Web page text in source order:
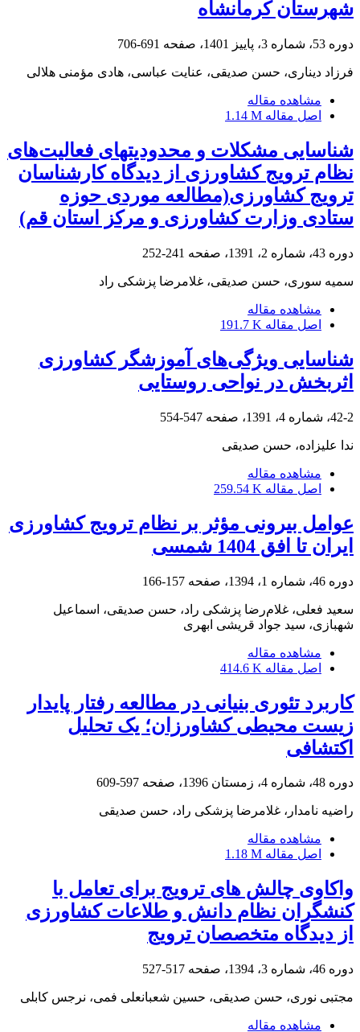
شهرستان کرمانشاه
دوره 53، شماره 3، پاییز 1401، صفحه 691-706
فرزاد دیناری، حسن صدیقی، عنایت عباسی، هادی مؤمنی هلالی
مشاهده مقاله
اصل مقاله 1.14 M
شناسایی مشکلات و محدودیت‏های فعالیت‌های
نظام ترویج کشاورزی از دیدگاه کارشناسان
ترویج کشاورزی(مطالعه موردی حوزه
ستادی وزارت کشاورزی و مرکز استان قم)
دوره 43، شماره 2، 1391، صفحه 241-252
سمیه سوری، حسن صدیقی، غلامرضا پزشکی راد
مشاهده مقاله
اصل مقاله 191.7 K
شناسایی ویژگی‌های آموزشگر کشاورزی
اثربخش در نواحی روستایی
42-2، شماره 4، 1391، صفحه 547-554
ندا علیزاده، حسن صدیقی
مشاهده مقاله
اصل مقاله 259.54 K
عوامل بیرونی مؤثر بر نظام ترویج کشاورزی
ایران تا افق 1404 شمسی
دوره 46، شماره 1، 1394، صفحه 157-166
سعید فعلی، غلام‌رضا پزشکی راد، حسن صدیقی، اسماعیل
شهبازی، سید جواد قریشی ابهری
مشاهده مقاله
اصل مقاله 414.6 K
کاربرد تئوری بنیانی در مطالعه رفتار پایدار
زیست محیطی کشاورزان؛ یک تحلیل
اکتشافی
دوره 48، شماره 4، زمستان 1396، صفحه 597-609
راضیه نامدار، غلامرضا پزشکی راد، حسن صدیقی
مشاهده مقاله
اصل مقاله 1.18 M
واکاوی چالش های ترویج برای تعامل با
کنشگران نظام دانش و طلاعات کشاورزی
از دیدگاه متخصصان ترویج
دوره 46، شماره 3، 1394، صفحه 517-527
مجتبی نوری، حسن صدیقی، حسین شعبانعلی فمی، نرجس کابلی
مشاهده مقاله